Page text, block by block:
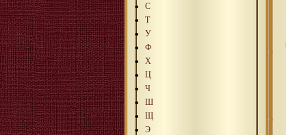
С
Т
У
Ф
Х
Ц
Ч
Ш
Щ
Э